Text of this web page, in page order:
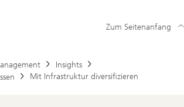
Insights
Mit Infrastruktur diversifizieren
Zum Seitenanfang